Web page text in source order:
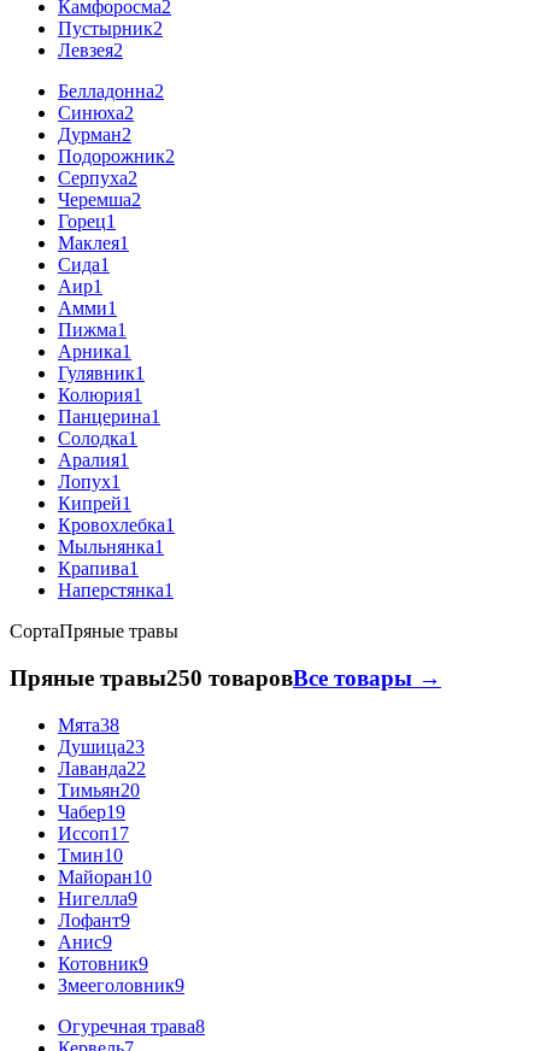
Камфоросма2
Пустырник2
Левзея2
Белладонна2
Синюха2
Дурман2
Подорожник2
Серпуха2
Черемша2
Горец1
Маклея1
Сида1
Аир1
Амми1
Пижма1
Арника1
Гулявник1
Колюрия1
Панцерина1
Солодка1
Аралия1
Лопух1
Кипрей1
Кровохлебка1
Мыльнянка1
Крапива1
Наперстянка1
СортаПряные травы
Пряные травы250 товаровВсе товары →
Мята38
Душица23
Лаванда22
Тимьян20
Чабер19
Иссоп17
Тмин10
Майоран10
Нигелла9
Лофант9
Анис9
Котовник9
Змееголовник9
Огуречная трава8